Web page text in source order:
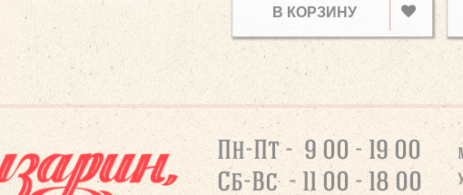
В КОРЗИНУ
Пн-Пт - 9 00 - 19 00
Сб-Вс - 11 00 - 18 00